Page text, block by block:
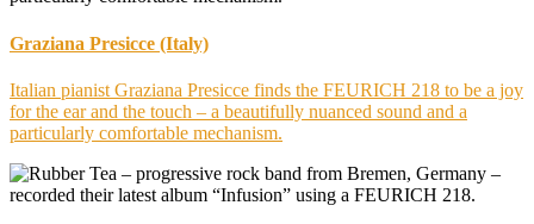
Graziana Presicce (Italy)
Italian pianist Graziana Presicce finds the FEURICH 218 to be a joy
for the ear and the touch – a beautifully nuanced sound and a
particularly comfortable mechanism.